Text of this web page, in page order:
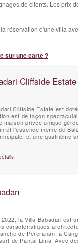
de clients. Les prix
réservation d'une villa
sur une carte ?
Cliffside Estate
Cliffside Estate est
est de façon
maison privée unique
et l'essence meme de
et une quatrième
la Villa Babadan est
caractéristiques
de Pereranan, à
des intérieurs chics dignes d'un magazine, rehaussés